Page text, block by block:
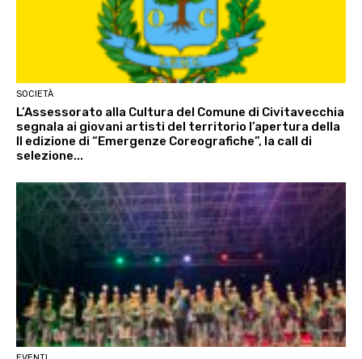
SOCIETÀ
L’Assessorato alla Cultura del Comune di Civitavecchia
segnala ai giovani artisti del territorio l’apertura della
II edizione di “Emergenze Coreografiche”, la call di
selezione...